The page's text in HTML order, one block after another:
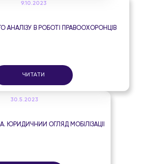
9.10.2023
АНАЛІЗУ В РОБОТІ ПРАВООХОРОНЦІВ
ЧИТАТИ
30.5.2023
ЮРИДИЧНИЙ ОГЛЯД МОБІЛІЗАЦІЇ